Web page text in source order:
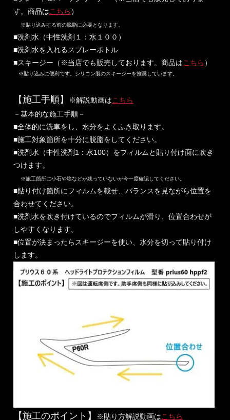
す。商品はこちら ）
※貼り込みする前の脱脂に必要となります。
■洗剤水（中性洗剤１：水１００）
■洗剤水を入れるスプレーボトル
■スキージー（※当店でも販売しております。商品はこちら ）
※貼り込みに便利です。シリコン製のスキージーを推奨しています。
【施工手順】 ※解説動画はこちら
－基本的な施工手順－
■全体的に洗車をし、水分をよくふき取ります。
■施工対象箇所を十分に脱脂をしてください。
■洗剤水（中性洗剤1：水100）をフィルムと貼り付け面に吹き
つけます。
※施工箇所に小石や埃などが残っていないか今一度確認してください。
■貼り付け箇所にフィルムを載せ、バランスを見ながら位置を
合わせてください。
■洗剤水を吹き付けているのでフィルムが滑り、位置合わせが
しやすくなります。
■位置が決まったらスキージーを使い、水分を切って貼り付け
します。
【施工のポイント】 ※貼り方解説動画はこちら